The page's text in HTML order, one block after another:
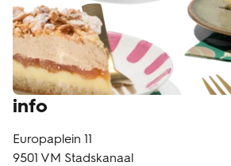
klantenservice
info
Europaplein 11
9501 VM Stadskanaal